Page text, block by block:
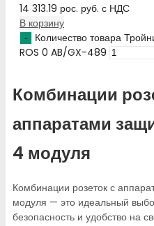
14 313.19 рос. руб. с НДС
В корзину
Количество товара
ROS 0 AB/GX-489
Комбинации
аппаратами
4 модуля
Комбинации розеток с
модуля — это идеальный
безопасность и удобство на